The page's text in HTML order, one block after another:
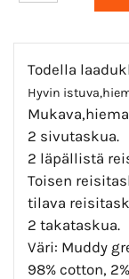
Todella
Hyvin
2 sivutaskua.
2 läpällistä
Toisen
tilava
2 takataskua.
Väri: Muddy
98% cotton,